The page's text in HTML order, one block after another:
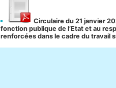
Circulaire du 21 janvier
fonction publique de l’Etat et au
renforcées dans le cadre du travail